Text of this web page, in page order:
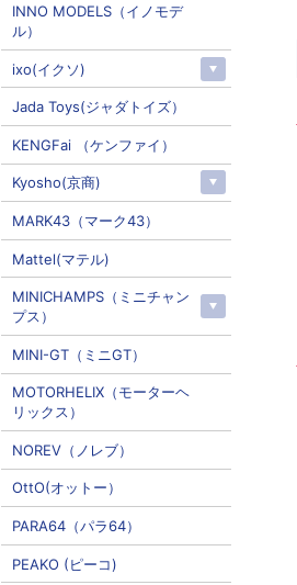
INNO MODELS（イノモデ
ル）
ixo(イクソ)
Jada Toys(ジャダトイズ）
KENGFai （ケンファイ）
Kyosho(京商)
MARK43（マーク43）
Mattel(マテル)
MINICHAMPS（ミニチャン
プス）
MINI-GT（ミニGT）
MOTORHELIX（モーターヘ
リックス）
NOREV（ノレブ）
OttO(オットー）
PARA64（パラ64）
PEAKO (ピーコ)